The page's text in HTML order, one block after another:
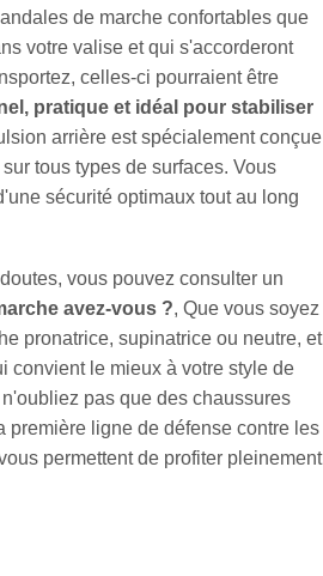
de marche confortables que
votre valise et qui s'accorderont
celles-ci pourraient être
pratique et idéal pour stabiliser
arrière est spécialement conçue
tous types de surfaces. Vous
sécurité optimaux tout au long
vous pouvez consulter un
avez-vous ?, Que vous soyez
pronatrice, supinatrice ou neutre, et
convient le mieux à votre style de
pas que des chaussures
première ligne de défense contre les
permettent de profiter pleinement